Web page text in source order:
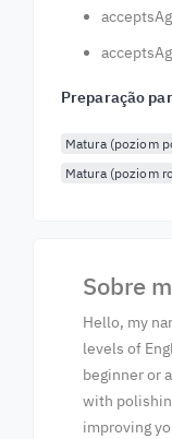
Preparação
Matura (poziom
Matura (poziom
Sobre
Hello, my
levels of
beginner or
with
improving